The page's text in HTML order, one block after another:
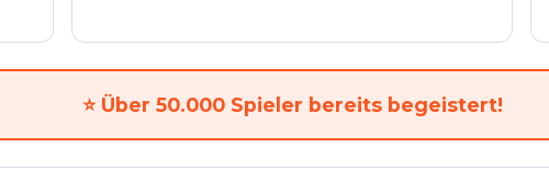
⭐ Über 50.000 Spieler bereits begeistert!